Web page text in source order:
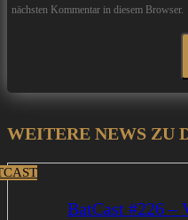
nächsten Kommentar in diesem Browser.
WEITERE NEWS ZU
BatCast #226 –